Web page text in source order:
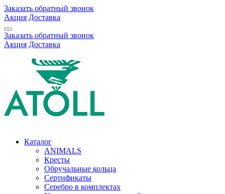
Заказать обратный звонок
Акция Доставка
Заказать обратный звонок
Акция Доставка
Каталог
ANIMALS
Кресты
Обручальные кольца
Сертификаты
Серебро в комплектах